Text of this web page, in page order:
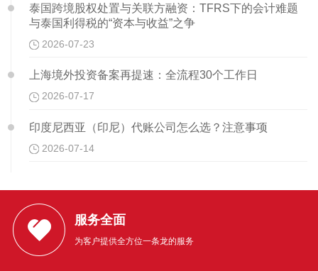
泰国跨境股权处置与关联方融资：TFRS下的会计难题
与泰国利得税的“资本与收益”之争
2026-07-23
上海境外投资备案再提速：全流程30个工作日
2026-07-17
印度尼西亚（印尼）代账公司怎么选？注意事项
2026-07-14
服务全面
为客户提供全方位一条龙的服务